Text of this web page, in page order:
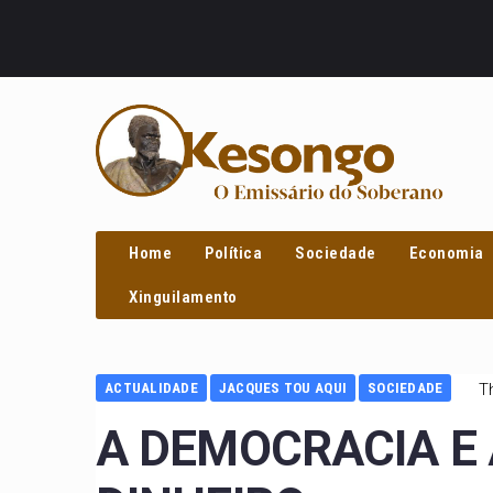
Home Política Sociedade Economia
Xinguilamento
ACTUALIDADE JACQUES TOU AQUI SOCIEDADE
A DEMOCRACIA E
PROCURAR